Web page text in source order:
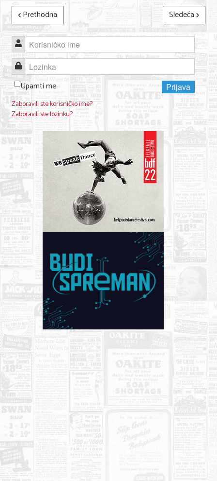
Prethodna
Sledeća
Korisničko ime
Lozinka
Upamti me
Prijava
Zaboravili ste korisničko ime?
Zaboravili ste lozinku?